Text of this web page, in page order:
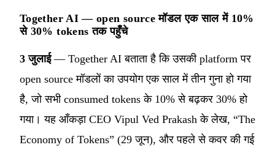
Together AI — open source मॉडल एक साल में 10%
से 30% tokens तक पहुँचे
3 जुलाई— Together AI बताता है कि उसकी platform पर
open source मॉडलों का उपयोग एक साल में तीन गुना हो गया
है, जो सभी consumed tokens के 10% से बढ़कर 30% हो
गया। यह आँकड़ा CEO Vipul Ved Prakash के लेख, “The
Economy of Tokens” (29 जून), और पहले से कवर की गई